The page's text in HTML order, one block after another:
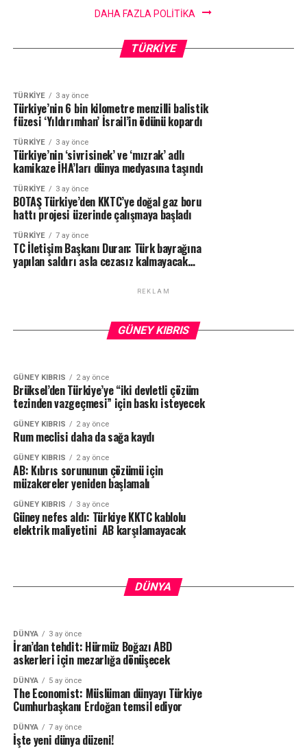
DAHA FAZLA POLITIKA
TÜRKIYE
“Erdoğan için geldim” diyen Trump NATO
zirvesinde söz verdi: Yaptırımlar kalkacak
ABD Başkanı Trump ile TC Cumhurbaşkanı
Erdoğan NATO zirvesinde görüşecek
TÜRKIYE 3 ay önce
Türkiye’nin 6 bin kilometre menzilli balistik
füzesi ‘Yıldırımhan’ İsrail’in ödünü kopardı
TÜRKIYE 3 ay önce
Türkiye’nin ‘sivrisinek’ ve ‘mızrak’ adlı
kamikaze İHA’ları dünya medyasına taşındı
TÜRKIYE 3 ay önce
BOTAŞ Türkiye’den KKTC’ye doğal gaz boru
hattı projesi üzerinde çalışmaya başladı
TÜRKIYE 7 ay önce
TC İletişim Başkanı Duran: Türk bayrağına
yapılan saldırı asla cezasız kalmayacak…
REKLAM
GÜNEY KIBRIS
Rum basınının iddiası: Kıbrıs’ta ilerleme
sağlanırsa AB Türkiye’ye adım atacak!
Ağustos’taki 5+1’den sonuç çıkmazsa kasım
ayında ikinci bir 5+1 yapılabilir
GÜNEY KIBRIS 2 ay önce
Brüksel’den Türkiye’ye “iki devletli çözüm
tezinden vazgeçmesi” için baskı isteyecek
GÜNEY KIBRIS 2 ay önce
Rum meclisi daha da sağa kaydı
GÜNEY KIBRIS 2 ay önce
AB: Kıbrıs sorununun çözümü için
müzakereler yeniden başlamalı
GÜNEY KIBRIS 3 ay önce
Güney nefes aldı: Türkiye KKTC kablolu
elektrik maliyetini AB karşılamayacak
DÜNYA
BM Genel Sekreteri Guterres’ten liderlere
çağrı: Tarihi fırsatı değerlendirmeliyiz!..
Trump’tan Hürmüz Boğazı tehdidi: Geçen
gemilerden para istenirse görüşmeler biter
DÜNYA 3 ay önce
İran’dan tehdit: Hürmüz Boğazı ABD
askerleri için mezarlığa dönüşecek
DÜNYA 5 ay önce
The Economist: Müslüman dünyayı Türkiye
Cumhurbaşkanı Erdoğan temsil ediyor
DÜNYA 7 ay önce
İşte yeni dünya düzeni!